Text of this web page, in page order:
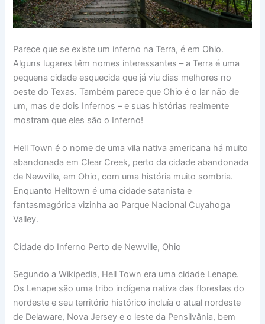
Parece que se existe um inferno na Terra, é em Ohio.
Alguns lugares têm nomes interessantes – a Terra é uma
pequena cidade esquecida que já viu dias melhores no
oeste do Texas. Também parece que Ohio é o lar não de
um, mas de dois Infernos – e suas histórias realmente
mostram que eles são o Inferno!
Hell Town é o nome de uma vila nativa americana há muito
abandonada em Clear Creek, perto da cidade abandonada
de Newville, em Ohio, com uma história muito sombria.
Enquanto Helltown é uma cidade satanista e
fantasmagórica vizinha ao Parque Nacional Cuyahoga
Valley.
Cidade do Inferno Perto de Newville, Ohio
Segundo a Wikipedia, Hell Town era uma cidade Lenape.
Os Lenape são uma tribo indígena nativa das florestas do
nordeste e seu território histórico incluía o atual nordeste
de Delaware, Nova Jersey e o leste da Pensilvânia, bem